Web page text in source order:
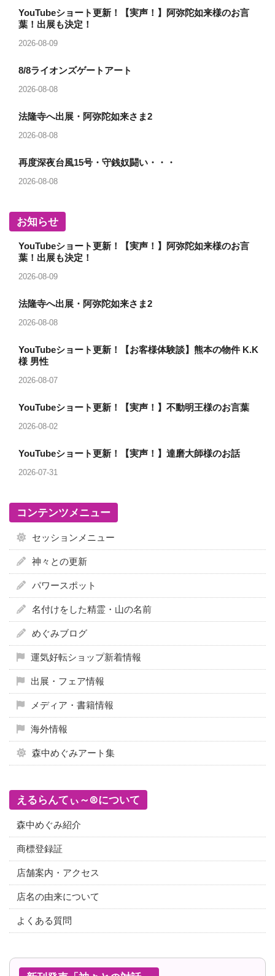
YouTubeショート更新！【実声！】阿弥陀如来様のお言
葉！出展も決定！
2026-08-09
8/8ライオンズゲートアート
2026-08-08
法隆寺へ出展・阿弥陀如来さま2
2026-08-08
再度深夜台風15号・守銭奴闘い・・・
2026-08-08
お知らせ
YouTubeショート更新！【実声！】阿弥陀如来様のお言
葉！出展も決定！
2026-08-09
法隆寺へ出展・阿弥陀如来さま2
2026-08-08
YouTubeショート更新！【お客様体験談】熊本の物件 K.K
様 男性
2026-08-07
YouTubeショート更新！【実声！】不動明王様のお言葉
2026-08-02
YouTubeショート更新！【実声！】達磨大師様のお話
2026-07-31
コンテンツメニュー
セッションメニュー
神々との更新
パワースポット
名付けをした精霊・山の名前
めぐみブログ
運気好転ショップ新着情報
出展・フェア情報
メディア・書籍情報
海外情報
森中めぐみアート集
えるらんてぃ～®について
森中めぐみ紹介
商標登録証
店舗案内・アクセス
店名の由来について
よくある質問